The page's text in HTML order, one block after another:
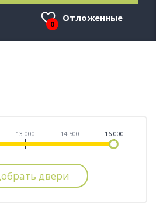
0
Отложенные
13 000 14 500 16 000